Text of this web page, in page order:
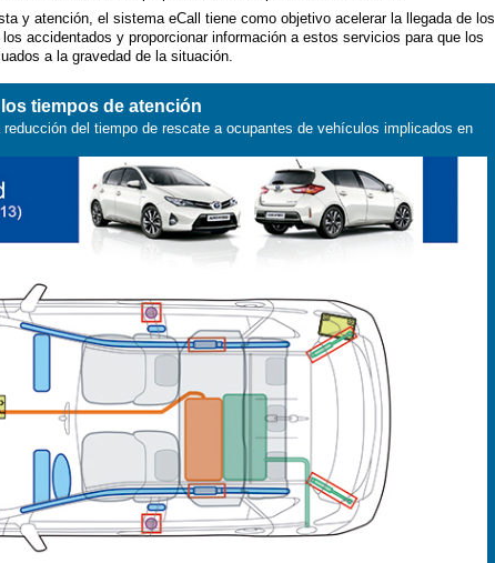
y atención, el sistema eCall tiene como objetivo acelerar la llegada de los
accidentados y proporcionar información a estos servicios para que los
a la gravedad de la situación.
tiempos de atención
del tiempo de rescate a ocupantes de vehículos implicados en